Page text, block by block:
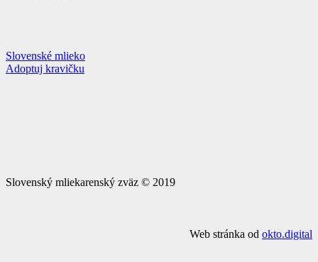
Slovenské mlieko
Adoptuj kravičku
Slovenský mliekarenský zväz © 2019
Web stránka od okto.digital